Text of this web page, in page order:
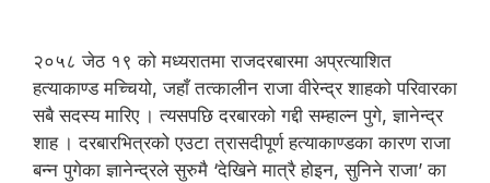
२०५८ जेठ १९ को मध्यरातमा राजदरबारमा अप्रत्याशित
हत्याकाण्ड मच्चियो, जहाँ तत्कालीन राजा वीरेन्द्र शाहको परिवारका
सबै सदस्य मारिए । त्यसपछि दरबारको गद्दी सम्हाल्न पुगे, ज्ञानेन्द्र
शाह । दरबारभित्रको एउटा त्रासदीपूर्ण हत्याकाण्डका कारण राजा
बन्न पुगेका ज्ञानेन्द्रले सुरुमै ‘देखिने मात्रै होइन, सुनिने राजा’ का